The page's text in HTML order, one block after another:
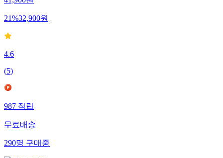
21%32,900원
4.6
(5)
987 적립
무료배송
290명 구매중